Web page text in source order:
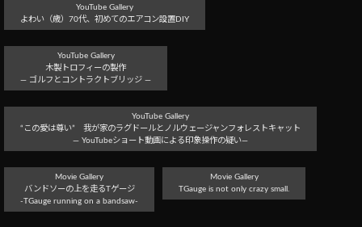
YouTube Gallery
よわい（歳）70代、初めてのエアコン設置DIY
YouTube Gallery
木製トロフィーの製作
― ゴルフとコントラクトブリッジ ―
YouTube Gallery
“この愛は尊い” 我が家のラグドールとノルウェージャンフォレストキャット
― YouTubeショート動画による印象操作の疑い―
Movie Gallery
バンドソーの上を走るTゲージ
-TGauge running on a bandsaw-
Movie Gallery
TGauge is not only crazy small.